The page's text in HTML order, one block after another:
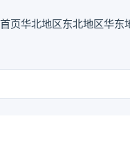
首页华北地区东北地区华东